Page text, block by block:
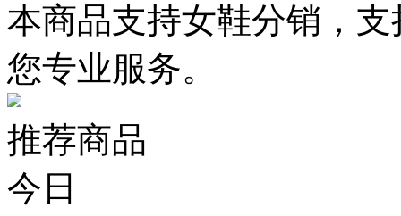
本商品支持女鞋分销，
您专业服务。
推荐商品
今日